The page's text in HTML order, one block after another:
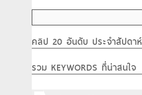
คลิป 20 อันดับ ประจำสัปดาห์
รวม KEYWORDS ที่น่าสนใจ